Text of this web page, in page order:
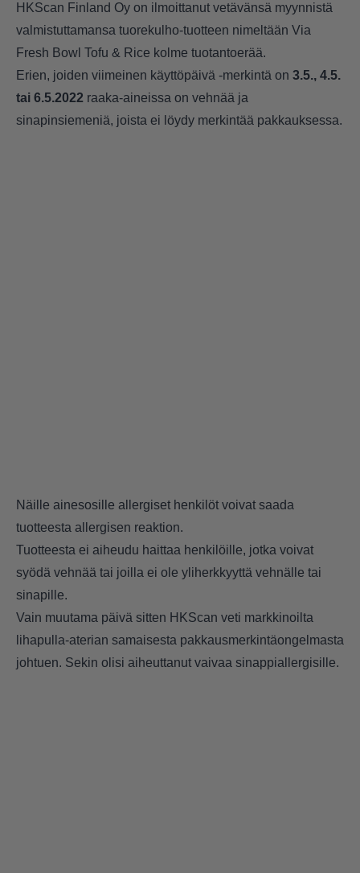
HKScan Finland Oy on ilmoittanut vetävänsä myynnistä
valmistuttamansa tuorekulho-tuotteen nimeltään Via
Fresh Bowl Tofu & Rice kolme tuotantoerää.
Erien, joiden viimeinen käyttöpäivä -merkintä on 3.5., 4.5.
tai 6.5.2022 raaka-aineissa on vehnää ja
sinapinsiemeniä, joista ei löydy merkintää pakkauksessa.
Näille ainesosille allergiset henkilöt voivat saada
tuotteesta allergisen reaktion.
Tuotteesta ei aiheudu haittaa henkilöille, jotka voivat
syödä vehnää tai joilla ei ole yliherkkyyttä vehnälle tai
sinapille.
Vain muutama päivä sitten HKScan veti markkinoilta
lihapulla-aterian samaisesta pakkausmerkintäongelmasta
johtuen. Sekin olisi aiheuttanut vaivaa sinappiallergisille.